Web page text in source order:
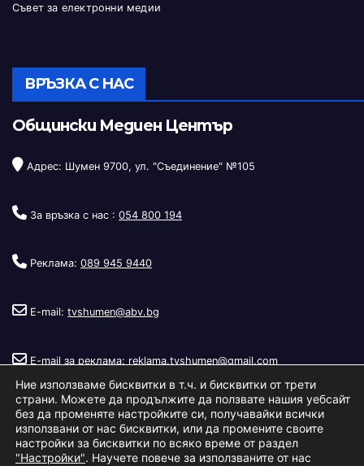
Съвет за електронни медии
ВРЪЗКА С НАС
Общински Медиен Център
Адрес: Шумен 9700, ул. "Съединение" №105
За връзка с нас : 054 800 194
Реклама: 089 945 9440
E-mail: tvshumen@abv.bg
E-mail за реклама: reklama.tvshumen@gmail.com
Ние използваме бисквитки в т.ч. и бисквитки от трети
страни. Можете да продължите да ползвате нашия уебсайт
без да променяте настройките си, получавайки всички
използвани от нас бисквитки, или да промените своите
настройки за бисквитки по всяко време от раздел
"Настройки". Научете повече за използваните от нас